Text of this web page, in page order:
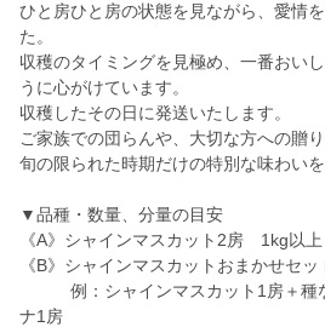
ひと房ひと房の状態を見ながら、愛情
た。
収穫のタイミングを見極め、一番おい
うに心がけています。
収穫したその日に発送いたします。
ご家族での団らんや、大切な方への贈
旬の限られた時期だけの特別な味わい
▼品種・数量、分量の目安
《A》シャインマスカット2房 1kg以上
《B》シャインマスカットおまかせセッ
例：シャインマスカット1房＋種な
ナ1房